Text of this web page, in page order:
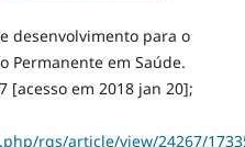
desenvolvimento para o
Permanente em Saúde.
[acesso em 2018 jan 20];
rgs/article/view/24267/